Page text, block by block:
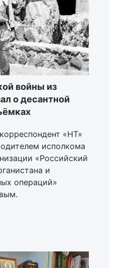
войны из
о десантной
«НТ»
исполкома
«Российский
и
операций»